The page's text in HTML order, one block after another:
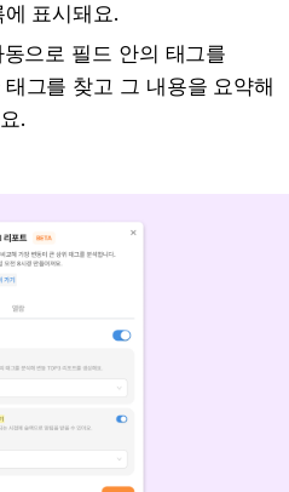
표시돼요.
으로 필드 안의 태그를
그를 찾고 그 내용을 요약해
.